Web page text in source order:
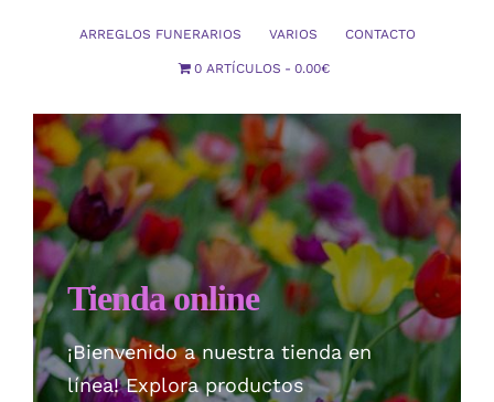
Checkout
Politica de privacidad
ARREGLOS FUNERARIOS VARIOS CONTACTO
0 ARTÍCULOS 0.00€
Tienda online
¡Bienvenido a nuestra tienda en
línea! Explora productos